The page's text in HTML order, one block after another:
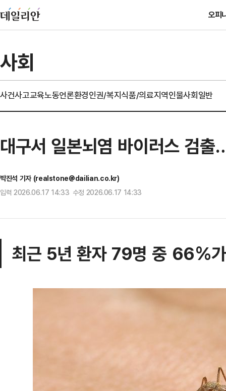
오피
사회
사건사고교육노동언론환경인권/복지식품/의료지역인물사회일반
대구서 일본뇌염 바이러스 검
박진석 기자 (realstone@dailian.co.kr)
입력 2026.06.17 14:33 수정 2026.06.17 14:33
최근 5년 환자 79명 중 66%